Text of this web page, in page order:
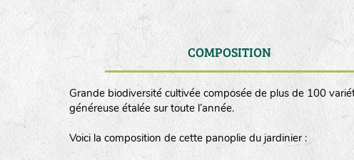
COMPOSITION
Grande biodiversité cultivée composée de plus de 100
généreuse étalée sur toute l’année.
Voici la composition de cette panoplie du jardinier :